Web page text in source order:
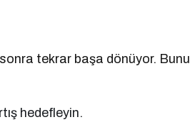
tekrar başa dönüyor. Bunu
hedefleyin.